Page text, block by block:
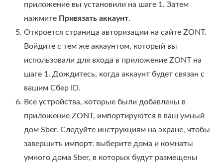
приложение вы установили на шаге 1. Затем
нажмите Привязать аккаунт.
Откроется страница авторизации на сайте ZONT.
Войдите с тем же аккаунтом, который вы
использовали для входа в приложение ZONT на
шаге 1. Дождитесь, когда аккаунт будет связан с
вашим Сбер ID.
Все устройства, которые были добавлены в
приложение ZONT, импортируются в ваш умный
дом Sber. Следуйте инструкциям на экране, чтобы
завершить импорт: выберите дома и комнаты
умного дома Sber, в которых будут размещены